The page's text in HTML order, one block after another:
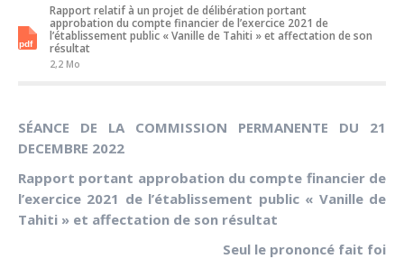
Rapport relatif à un projet de délibération portant
approbation du compte financier de l’exercice 2021 de
l’établissement public « Vanille de Tahiti » et affectation de son
résultat
2,2 Mo
SÉANCE DE LA COMMISSION PERMANENTE DU 21
DECEMBRE 2022
Rapport portant approbation du compte financier de
l’exercice 2021 de l’établissement public « Vanille de
Tahiti » et affectation de son résultat
Seul le prononcé fait foi